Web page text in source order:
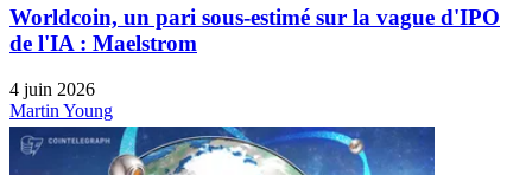
Worldcoin, un pari sous-estimé sur la vague d'IPO
de l'IA : Maelstrom
4 juin 2026
Martin Young